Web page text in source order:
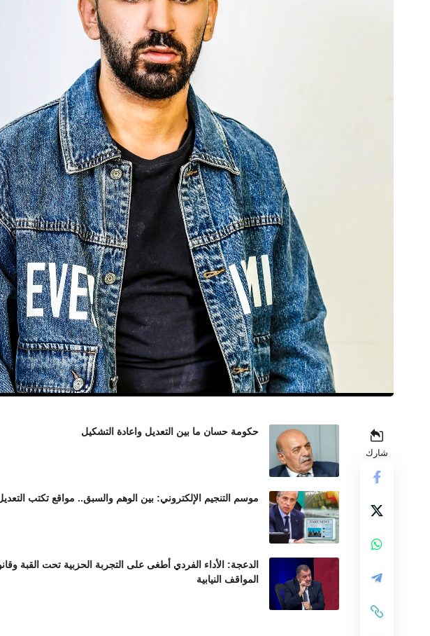
شارك
حكومة حسان ما بين التعديل واعادة التشكيل
موسم التنجيم الإلكتروني: بين الوهم والسبق.. مواقع تكتب
الدعجة: الأداء الفردي أطغى على التجربة الحزبية تحت القبة
المواقف النيابية